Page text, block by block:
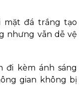
mặt đá trắng tạo
nhưng vẫn dễ vệ
đi kèm ánh sáng
gian không bị